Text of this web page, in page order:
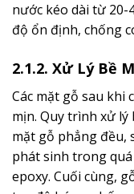
nước kéo dài từ 20-
độ ổn định, chống
2.1.2. Xử Lý Bề
Các mặt gỗ sau
mịn. Quy trình xử
mặt gỗ phẳng đều,
phát sinh trong
epoxy. Cuối cùng,